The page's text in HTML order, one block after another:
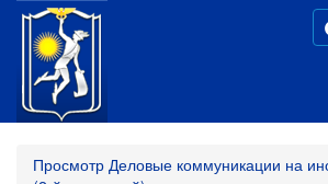
Просмотр Деловые коммуникации на